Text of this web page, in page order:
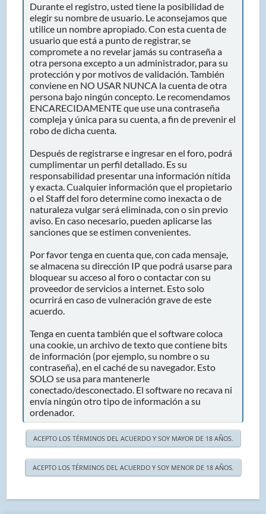
Durante el registro, usted tiene la posibilidad de
elegir su nombre de usuario. Le aconsejamos que
utilice un nombre apropiado. Con esta cuenta de
usuario que está a punto de registrar, se
compromete a no revelar jamás su contraseña a
otra persona excepto a un administrador, para su
protección y por motivos de validación. También
conviene en NO USAR NUNCA la cuenta de otra
persona bajo ningún concepto. Le recomendamos
ENCARECIDAMENTE que use una contraseña
compleja y única para su cuenta, a fin de prevenir el
robo de dicha cuenta.
Después de registrarse e ingresar en el foro, podrá
cumplimentar un perfil detallado. Es su
responsabilidad presentar una información nítida
y exacta. Cualquier información que el propietario
o el Staff del foro determine como inexacta o de
naturaleza vulgar será eliminada, con o sin previo
aviso. En caso necesario, pueden aplicarse las
sanciones que se estimen convenientes.
Por favor tenga en cuenta que, con cada mensaje,
se almacena su dirección IP que podrá usarse para
bloquear su acceso al foro o contactar con su
proveedor de servicios a internet. Esto solo
ocurrirá en caso de vulneración grave de este
acuerdo.
Tenga en cuenta también que el software coloca
una cookie, un archivo de texto que contiene bits
de información (por ejemplo, su nombre o su
contraseña), en el caché de su navegador. Esto
SOLO se usa para mantenerle
conectado/desconectado. El software no recava ni
envía ningún otro tipo de información a su
ordenador.